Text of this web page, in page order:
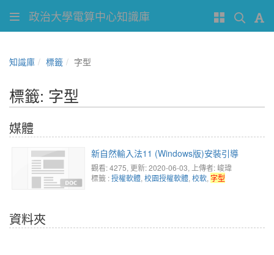
政治大學電算中心知識庫
知識庫 標籤 字型
標籤: 字型
媒體
新自然輸入法11 (Windows版)安裝引導
觀看: 4275, 更新: 2020-06-03, 上傳者: 峻瑋
標籤 :授權軟體, 校園授權軟體, 校軟, 字型
資料夾